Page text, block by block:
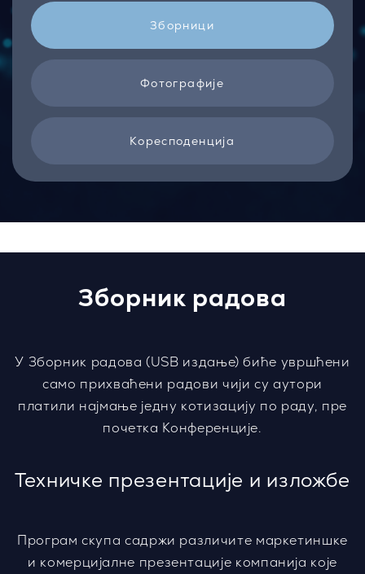
Зборници
Фотографије
Kоресподенција
Зборник радова
У Зборник радова (USB издање) биће увршћени
само прихваћени радови чији су аутори
платили најмање једну котизацију по раду, пре
почетка Конференције.
Техничке презентације и изложбе
Програм скупа садржи различите маркетиншке
и комерцијалне презентације компанија које